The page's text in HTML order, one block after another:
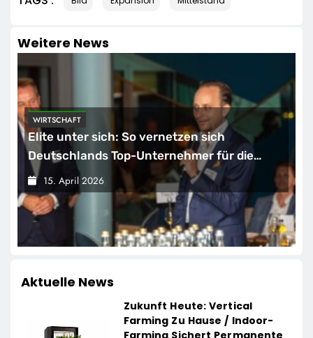
Weitere News
WIRTSCHAFT
Elite unter sich: So vernetzen sich
Deutschlands Top-Unternehmer für die
Zukunft
15. April 2026
Aktuelle News
Zukunft Heute: Vertical
Farming Zu Hause / Indoor-